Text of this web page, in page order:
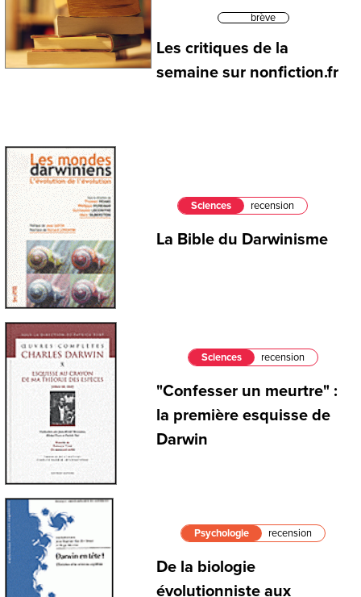
brève
Les critiques de la
semaine sur nonfiction.fr
Sciences recension
La Bible du Darwinisme
Sciences recension
"Confesser un meurtre" :
la première esquisse de
Darwin
Psychologie recension
De la biologie
évolutionniste aux